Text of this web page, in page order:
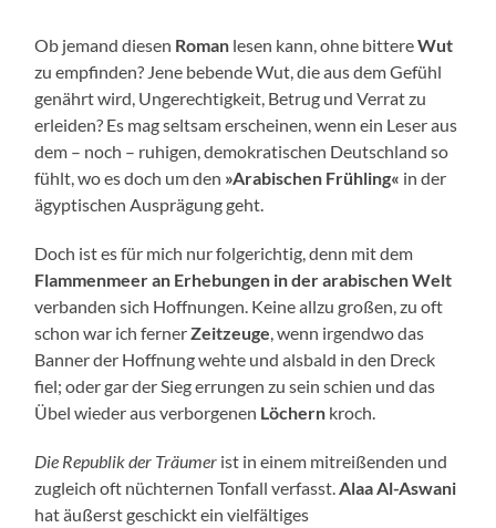
Ob jemand diesen Roman lesen kann, ohne bittereWut
zu empfinden? Jene bebende Wut, die aus dem Gefühl
genährt wird, Ungerechtigkeit, Betrug und Verrat zu
erleiden? Es mag seltsam erscheinen, wenn ein Leser aus
dem – noch – ruhigen, demokratischen Deutschland so
fühlt, wo es doch um den »Arabischen Frühling« in der
ägyptischen Ausprägung geht.
Doch ist es für mich nur folgerichtig, denn mit dem
Flammenmeer an Erhebungen in der arabischen Welt
verbanden sich Hoffnungen. Keine allzu großen, zu oft
schon war ich fernerZeitzeuge, wenn irgendwo das
Banner der Hoffnung wehte und alsbald in den Dreck
fiel; oder gar der Sieg errungen zu sein schien und das
Übel wieder aus verborgenen Löchern kroch.
Die Republik der Träumer ist in einem mitreißenden und
zugleich oft nüchternen Tonfall verfasst.Alaa Al-Aswani
hat äußerst geschickt ein vielfältiges